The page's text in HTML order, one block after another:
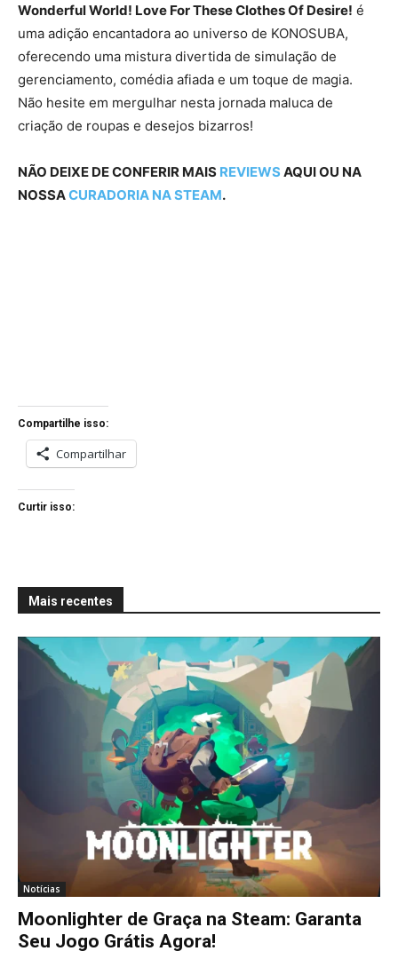
Wonderful World! Love For These Clothes Of Desire! é
uma adição encantadora ao universo de KONOSUBA,
oferecendo uma mistura divertida de simulação de
gerenciamento, comédia afiada e um toque de magia.
Não hesite em mergulhar nesta jornada maluca de
criação de roupas e desejos bizarros!
NÃO DEIXE DE CONFERIR MAIS REVIEWS AQUI OU NA
NOSSACURADORIA NA STEAM.
Compartilhe isso:
Compartilhar
Curtir isso:
Mais recentes
Notícias
Moonlighter de Graça na Steam: Garanta
Seu Jogo Grátis Agora!